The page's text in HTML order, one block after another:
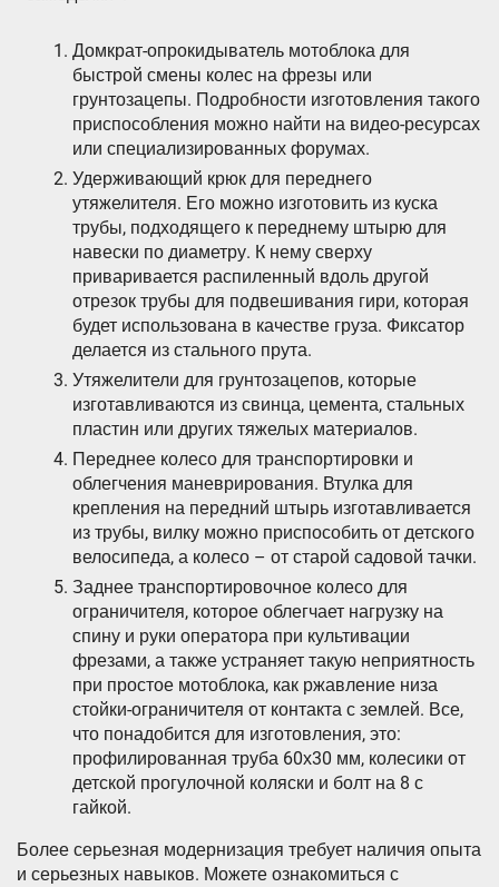
Домкрат-опрокидыватель мотоблока для
быстрой смены колес на фрезы или
грунтозацепы. Подробности изготовления такого
приспособления можно найти на видео-ресурсах
или специализированных форумах.
Удерживающий крюк для переднего
утяжелителя. Его можно изготовить из куска
трубы, подходящего к переднему штырю для
навески по диаметру. К нему сверху
приваривается распиленный вдоль другой
отрезок трубы для подвешивания гири, которая
будет использована в качестве груза. Фиксатор
делается из стального прута.
Утяжелители для грунтозацепов, которые
изготавливаются из свинца, цемента, стальных
пластин или других тяжелых материалов.
Переднее колесо для транспортировки и
облегчения маневрирования. Втулка для
крепления на передний штырь изготавливается
из трубы, вилку можно приспособить от детского
велосипеда, а колесо – от старой садовой тачки.
Заднее транспортировочное колесо для
ограничителя, которое облегчает нагрузку на
спину и руки оператора при культивации
фрезами, а также устраняет такую неприятность
при простое мотоблока, как ржавление низа
стойки-ограничителя от контакта с землей. Все,
что понадобится для изготовления, это:
профилированная труба 60х30 мм, колесики от
детской прогулочной коляски и болт на 8 с
гайкой.
Более серьезная модернизация требует наличия опыта
и серьезных навыков. Можете ознакомиться с